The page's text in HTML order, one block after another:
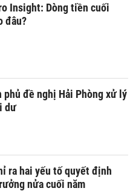
Insight: Dòng tiền cuối
đâu?
phủ đề nghị Hải Phòng xử lý
dư
ra hai yếu tố quyết định
nửa cuối năm